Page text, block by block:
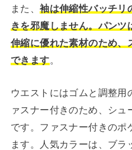
また、袖は伸縮性バッチリ
きを邪魔しません。パンツ
伸縮に優れた素材のため、
できます
ウエストにはゴムと調整用
ァスナー付きのため、シ
です。ファスナー付きのポ
ます。人気カラーは、ブラ